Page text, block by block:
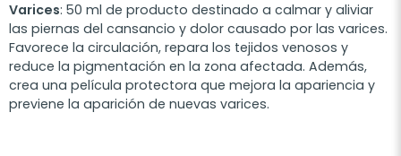
Varices: 50 ml de producto destinado a calmar y aliviar
las piernas del cansancio y dolor causado por las varices.
Favorece la circulación, repara los tejidos venosos y
reduce la pigmentación en la zona afectada. Además,
crea una película protectora que mejora la apariencia y
previene la aparición de nuevas varices.